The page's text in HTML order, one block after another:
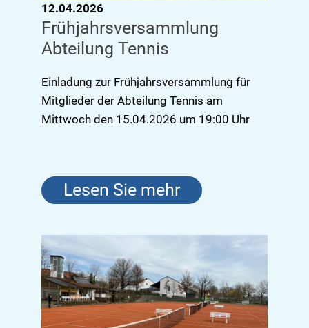
12.04.2026
Frühjahrsversammlung
Abteilung Tennis
Einladung zur Frühjahrsversammlung für
Mitglieder der Abteilung Tennis am
Mittwoch den 15.04.2026 um 19:00 Uhr
Lesen Sie mehr